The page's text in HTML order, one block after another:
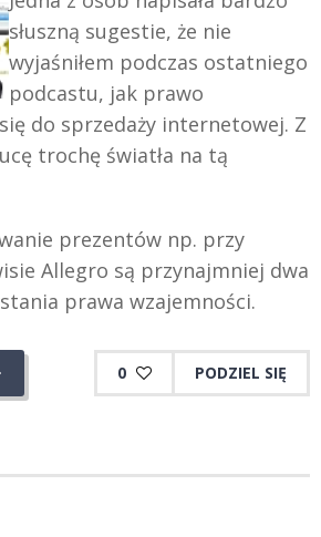
słuszną sugestie, że nie
wyjaśniłem podczas ostatniego
podcastu, jak prawo
do sprzedaży internetowej. Z
trochę światła na tą
prezentów np. przy
Allegro są przynajmniej dwa
prawa wzajemności.
0 PODZIEL SIĘ